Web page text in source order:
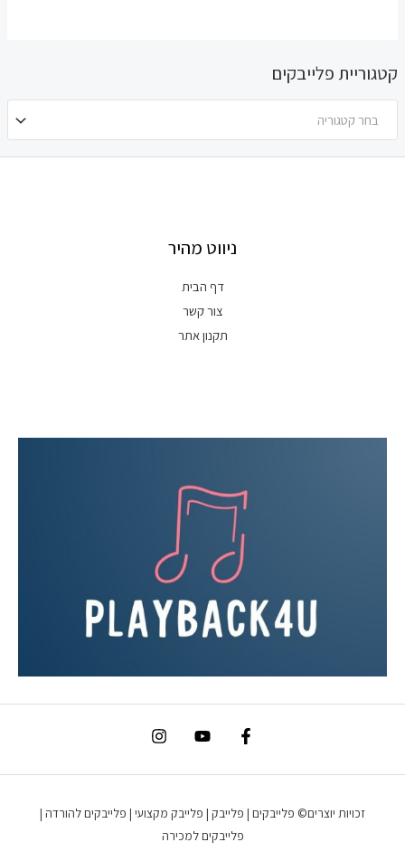
קטגוריית פלייבקים
בחר קטגוריה
ניווט מהיר
דף הבית
צור קשר
תקנון אתר
זכויות יוצרים© פלייבקים | פלייבק | פלייבק מקצועי | פלייבקים להורדה |
פלייבקים למכירה